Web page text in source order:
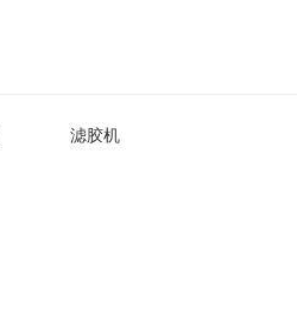
滤胶机